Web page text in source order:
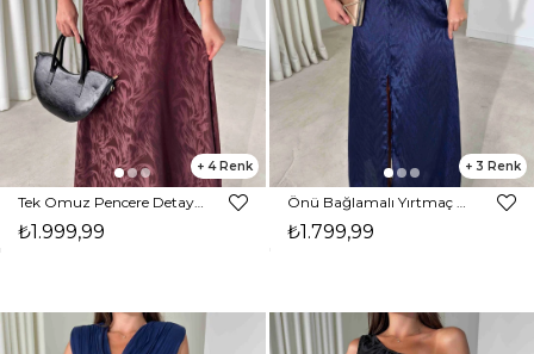
4
Tek Omuz Pencere Detaylı Maxi Bordo Norma Kadın Elbise 26Y485
₺1.999,99
3
Önü Bağlamalı Yırtmaç Detaylı Maxi Boy Lacivert Cassie Kadın Elbise 26Y482
₺1.799,99